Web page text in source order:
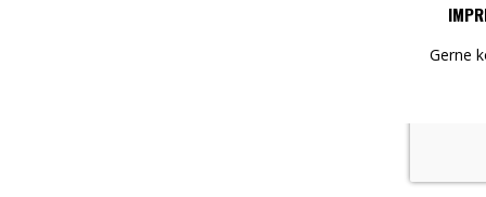
Gerne